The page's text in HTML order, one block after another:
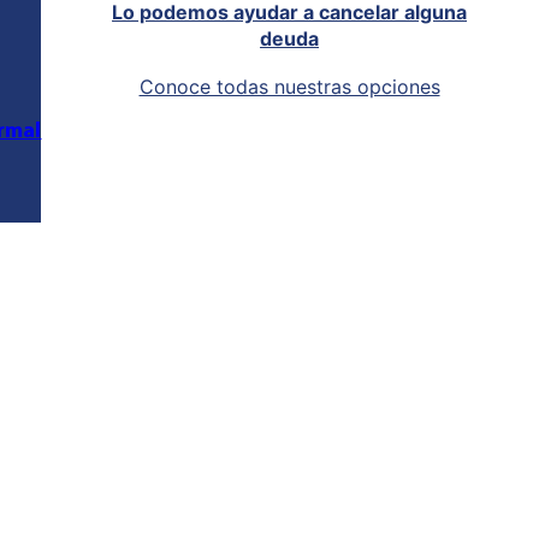
Lo podemos ayudar a cancelar alguna
deuda
Conoce todas nuestras opciones